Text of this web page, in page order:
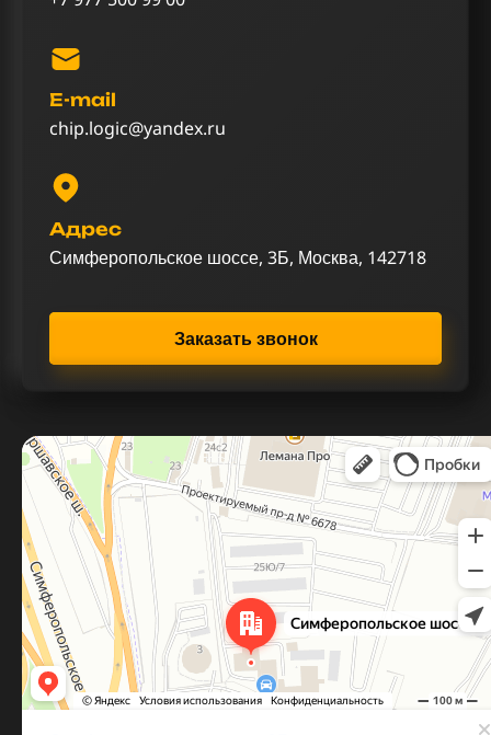
E-mail
chip.logic@yandex.ru
Адрес
Симферопольское шоссе, 3Б, Москва, 142718
Заказать звонок